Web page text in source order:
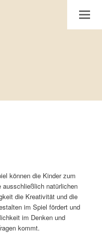
können die Kinder zum
ausschließlich natürlichen
die Kreativität und die
im Spiel fördert und
im Denken und
kommt.